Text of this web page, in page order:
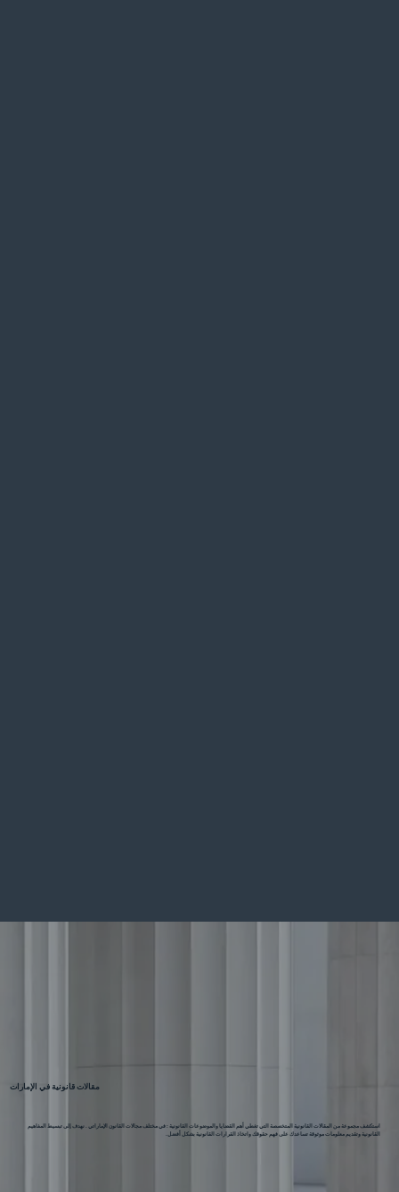
مقالات قانونية في الإمارات
استكشف مجموعة من المقالات القانونية المتخصصة التي تغطي أهم القضايا والموضوعات القانونية : في مختلف مجالات القانون الإماراتي . نهدف إلى تبسيط المفاهيم
القانونية وتقديم معلومات موثوقة تساعدك على فهم حقوقك واتخاذ القرارات القانونية بشكل أفضل.